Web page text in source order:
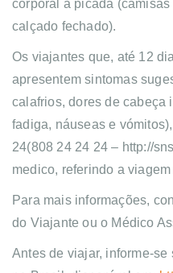
corporal à picada
calçado fechado).
Os viajantes que, até 12
apresentem sintomas
calafrios, dores de cabeça
fadiga, náuseas e
24(808 24 24 24 – http://
medico, referindo a
Para mais informações,
do Viajante ou o Médico
Antes de viajar, informe-